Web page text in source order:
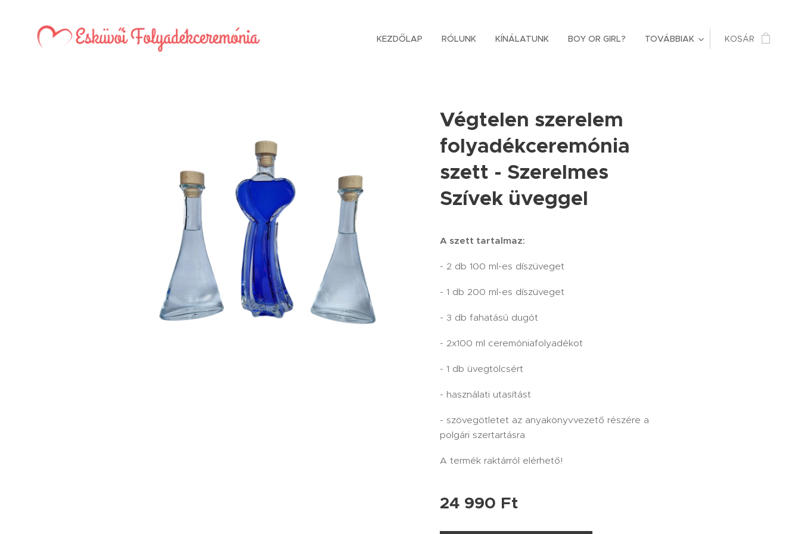
KEZDŐLAP RÓLUNK KÍNÁLATUNK BOY OR GIRL? TOVÁBBIAK KOSÁR
Végtelen szerelem
folyadékceremónia
szett - Szerelmes
Szívek üveggel
A szett tartalmaz:
- 2 db 100 ml-es díszüveget
- 1 db 200 ml-es díszüveget
- 3 db fahatású dugót
- 2x100 ml ceremóniafolyadékot
- 1 db üvegtölcsért
- használati utasítást
- szövegötletet az anyakönyvvezető részére a
polgári szertartásra
A termék raktárról elérhető!
24 990 Ft